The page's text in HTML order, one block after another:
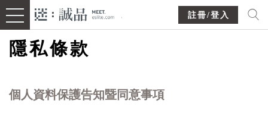
註冊/登入
隱私條款
個人資料保護告知暨同意事項